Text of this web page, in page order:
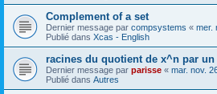
Complement of a set
Dernier message par compsystems « mer.
Publié dans Xcas - English
racines du quotient de x^n par
Dernier message par parisse « mar. nov.
Publié dans Autres